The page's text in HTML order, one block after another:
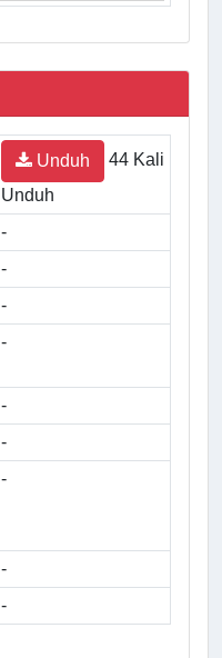
Unduh
44 Kali
Unduh
-
-
-
-
-
-
-
-
-